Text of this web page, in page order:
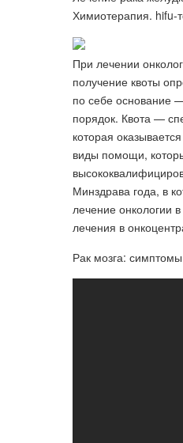
Химиотерапия. hifu-
При лечении
получение квоты
по себе основание
порядок. Квота —
которая
виды помощи,
Минздрава года, в
лечение онкологии
лечения в
Рак мозга: